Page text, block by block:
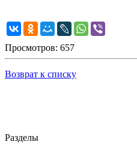
Просмотров: 657
Возврат к списку
Разделы